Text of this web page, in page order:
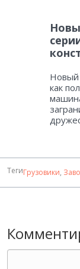
Новый
как
ТегиГрузовики,